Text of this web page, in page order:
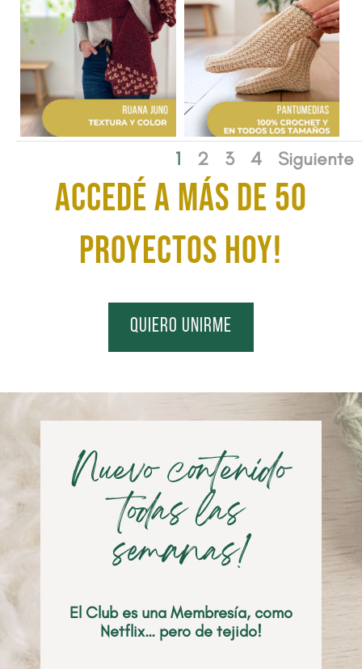
1 2 3 4 Siguiente
ACCEDÉ A MÁS DE 50
proyectos HOY!
quiero unirme
Nuevo contenido
todas las
semanas!
El Club es una Membresía, como
Netflix… pero de tejido!